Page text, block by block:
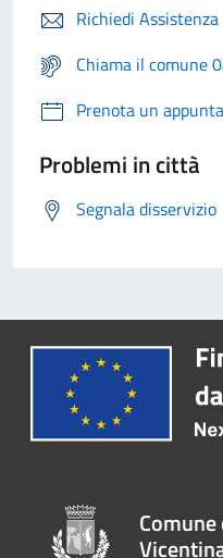
Richiedi Assistenza
Chiama il comune
Prenota un
Problemi in città
Segnala disservizio